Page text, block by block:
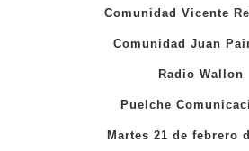
Comunidad Vicente
Comunidad Juan
Radio Wallon
Puelche
Martes 21 de febrero